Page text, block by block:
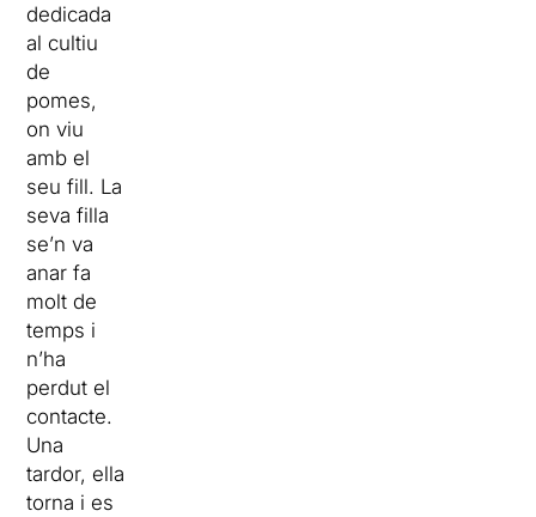
dedicada
al cultiu
de
pomes,
on viu
amb el
seu fill. La
seva filla
se’n va
anar fa
molt de
temps i
n’ha
perdut el
contacte.
Una
tardor, ella
torna i es